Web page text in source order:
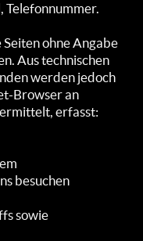
Telefonnummer.
ohne Angabe
werden jedoch
Browser an
erf­asst:
besuchen
sowie